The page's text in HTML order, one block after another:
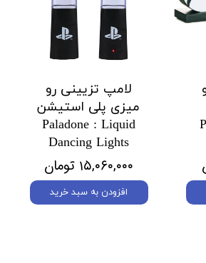
لامپ تزیینی رو
میزی پلی استیشن
Paladone : Liquid
Dancing Lights
۱۵,۰۶۰,۰۰۰ تومان
افزودن به سبد خرید